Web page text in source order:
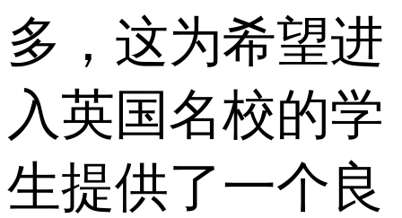
多，这为希望进
入英国名校的学
生提供了一个良